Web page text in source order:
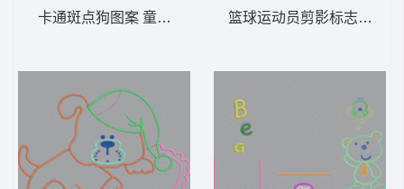
卡通斑点狗图案 童装 卡通 贴布篮球运动员剪影标志 童装